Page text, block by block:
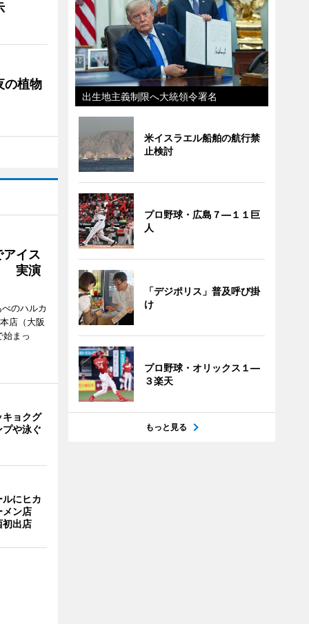
の植物
イス
実演
のハルカ
店（大阪
まっ
キョクグ
や泳ぐ
にヒカ
メン店
出店
出生地主義制限へ大統領令署名
米イスラエル船舶の航行禁
止検討
プロ野球・広島７―１１巨
人
「デジポリス」普及呼び掛
け
プロ野球・オリックス１―
３楽天
もっと見る